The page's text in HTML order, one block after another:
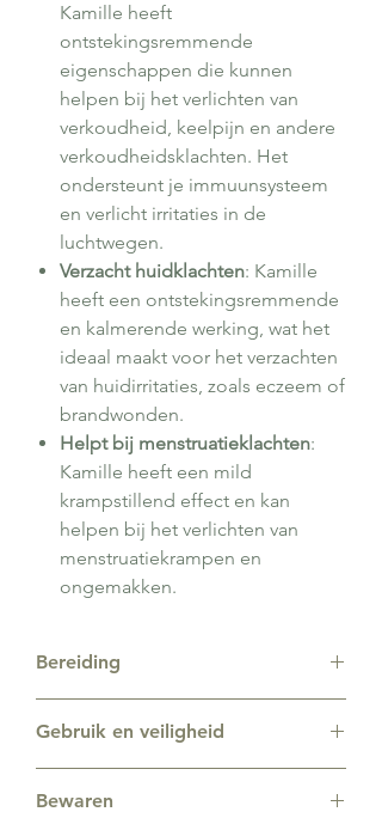
Kamille heeft
ontstekingsremmende
eigenschappen die kunnen
helpen bij het verlichten van
verkoudheid, keelpijn en andere
verkoudheidsklachten. Het
ondersteunt je immuunsysteem
en verlicht irritaties in de
luchtwegen.
Verzacht huidklachten: Kamille
heeft een ontstekingsremmende
en kalmerende werking, wat het
ideaal maakt voor het verzachten
van huidirritaties, zoals eczeem of
brandwonden.
Helpt bij menstruatieklachten:
Kamille heeft een mild
krampstillend effect en kan
helpen bij het verlichten van
menstruatiekrampen en
ongemakken.
Bereiding
theekopje, overgieten met heet
Maximaal 2 kopjes per dag drinken.
Gebruik en veiligheid
worden. Het is echter verstandig om
Bewaren